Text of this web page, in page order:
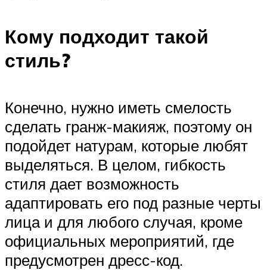
Кому подходит такой
стиль?
Конечно, нужно иметь смелость
сделать гранж-макияж, поэтому он
подойдет натурам, которые любят
выделяться. В целом, гибкость
стиля дает возможность
адаптировать его под разные черты
лица и для любого случая, кроме
официальных мероприятий, где
предусмотрен дресс-код.